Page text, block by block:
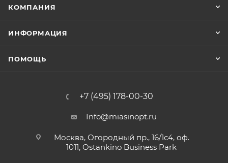
КОМПАНИЯ
ИНФОРМАЦИЯ
ПОМОЩЬ
+7 (495) 178-00-30
Info@miasinopt.ru
Москва, Огородный пр., 16/1с4, оф.
1011, Ostankino Business Park